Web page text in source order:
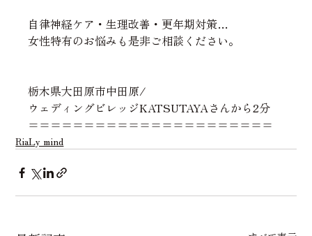
自律神経ケア・生理改善・更年期対策…
女性特有のお悩みも是非ご相談ください。
栃木県大田原市中田原/
ウェディングビレッジKATSUTAYAさんから2分
======================
RiaLy mind